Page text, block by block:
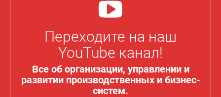
Переходите на наш
YouTube канал!
Все об организации, управлении и
развитии производственных и бизнес-
систем.